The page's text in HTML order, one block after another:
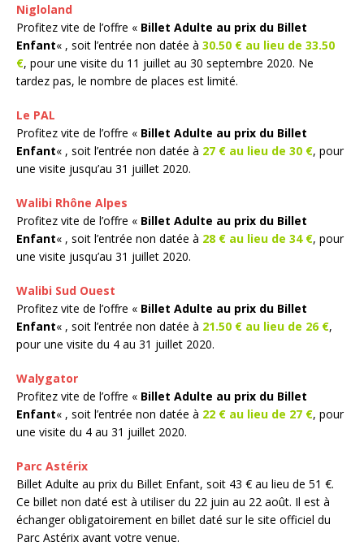
Nigloland
Profitez vite de l’offre « Billet Adulte au prix du Billet
Enfant« , soit l’entrée non datée à 30.50 € au lieu de 33.50
€, pour une visite du 11 juillet au 30 septembre 2020. Ne
tardez pas, le nombre de places est limité.
Le PAL
Profitez vite de l’offre « Billet Adulte au prix du Billet
Enfant« , soit l’entrée non datée à 27 € au lieu de 30 €, pour
une visite jusqu’au 31 juillet 2020.
Walibi Rhône Alpes
Profitez vite de l’offre « Billet Adulte au prix du Billet
Enfant« , soit l’entrée non datée à 28 € au lieu de 34 €, pour
une visite jusqu’au 31 juillet 2020.
Walibi Sud Ouest
Profitez vite de l’offre « Billet Adulte au prix du Billet
Enfant« , soit l’entrée non datée à 21.50 € au lieu de 26 €,
pour une visite du 4 au 31 juillet 2020.
Walygator
Profitez vite de l’offre « Billet Adulte au prix du Billet
Enfant« , soit l’entrée non datée à 22 € au lieu de 27 €, pour
une visite du 4 au 31 juillet 2020.
Parc Astérix
Billet Adulte au prix du Billet Enfant, soit 43 € au lieu de 51 €.
Ce billet non daté est à utiliser du 22 juin au 22 août. Il est à
échanger obligatoirement en billet daté sur le site officiel du
Parc Astérix avant votre venue.